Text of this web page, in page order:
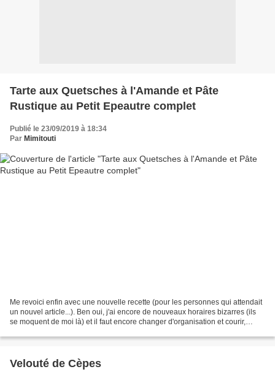
Tarte aux Quetsches à l'Amande et Pâte
Rustique au Petit Epeautre complet
Publié le 23/09/2019 à 18:34
Par Mimitouti
Me revoici enfin avec une nouvelle recette (pour les personnes qui attendait
un nouvel article...). Ben oui, j'ai encore de nouveaux horaires bizarres (ils
se moquent de moi là) et il faut encore changer d'organisation et courir,
Velouté de Cèpes